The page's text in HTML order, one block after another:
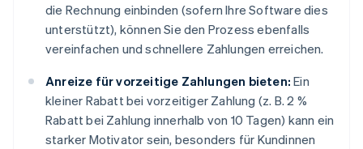
die Rechnung einbinden (sofern Ihre Software dies
unterstützt), können Sie den Prozess ebenfalls
vereinfachen und schnellere Zahlungen erreichen.
Anreize für vorzeitige Zahlungen bieten: Ein
kleiner Rabatt bei vorzeitiger Zahlung (z. B. 2 %
Rabatt bei Zahlung innerhalb von 10 Tagen) kann ein
starker Motivator sein, besonders für Kundinnen